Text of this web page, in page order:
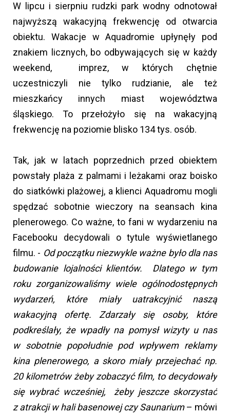
W lipcu i sierpniu rudzki park wodny odnotował
najwyższą wakacyjną frekwencję od otwarcia
obiektu. Wakacje w Aquadromie upłynęły pod
znakiem licznych, bo odbywających się w każdy
weekend, imprez, w których chętnie
uczestniczyli nie tylko rudzianie, ale też
mieszkańcy innych miast województwa
śląskiego. To przełożyło się na wakacyjną
frekwencję na poziomie blisko 134 tys. osób.
Tak, jak w latach poprzednich przed obiektem
powstały plaża z palmami i leżakami oraz boisko
do siatkówki plażowej, a klienci Aquadromu mogli
spędzać sobotnie wieczory na seansach kina
plenerowego. Co ważne, to fani w wydarzeniu na
Facebooku decydowali o tytule wyświetlanego
filmu. - Od początku niezwykle ważne było dla nas
budowanie lojalności klientów. Dlatego w tym
roku zorganizowaliśmy wiele ogólnodostępnych
wydarzeń, które miały uatrakcyjnić naszą
wakacyjną ofertę. Zdarzały się osoby, które
podkreślały, że wpadły na pomysł wizyty u nas
w sobotnie popołudnie pod wpływem reklamy
kina plenerowego, a skoro miały przejechać np.
20 kilometrów żeby zobaczyć film, to decydowały
się wybrać wcześniej, żeby jeszcze skorzystać
z atrakcji w hali basenowej czy Saunarium– mówi